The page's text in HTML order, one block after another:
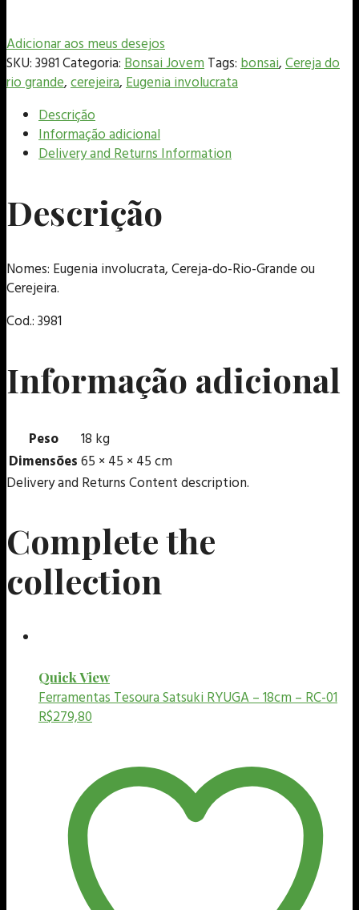
Adicionar aos meus desejos
SKU:3981Categoria:Bonsai JovemTags:bonsai,Cereja do
rio grande,cerejeira,Eugenia involucrata
Descrição
Informação adicional
Delivery and Returns Information
Descrição
Nomes: Eugenia involucrata, Cereja-do-Rio-Grande ou
Cerejeira.
Cod.: 3981
Informação adicional
Peso
18 kg
Dimensões65 × 45 × 45 cm
Delivery and Returns Content description.
Complete the
collection
Quick View
FerramentasTesoura Satsuki RYUGA – 18cm – RC-01
R$279,80